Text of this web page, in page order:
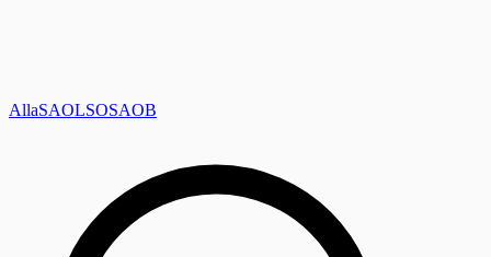
AllaSAOLSOSAOB